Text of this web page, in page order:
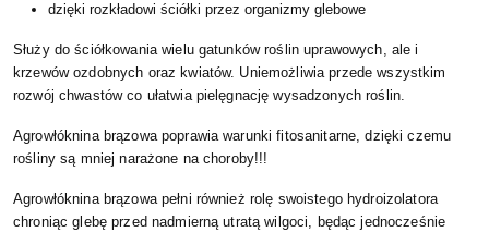
dzięki rozkładowi ściółki przez organizmy glebowe
Służy do ściółkowania wielu gatunków roślin uprawowych, ale i
krzewów ozdobnych oraz kwiatów. Uniemożliwia przede wszystkim
rozwój chwastów co ułatwia pielęgnację wysadzonych roślin.
Agrowłóknina brązowa poprawia warunki fitosanitarne, dzięki czemu
rośliny są mniej narażone na choroby!!!
Agrowłóknina brązowa pełni również rolę swoistego hydroizolatora
chroniąc glebę przed nadmierną utratą wilgoci, będąc jednocześnie